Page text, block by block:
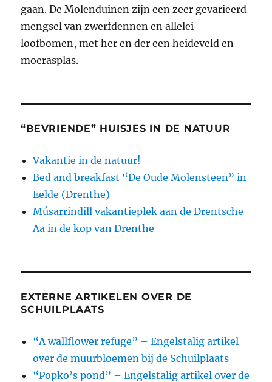
gaan. De Molenduinen zijn een zeer gevarieerd
mengsel van zwerfdennen en allelei
loofbomen, met her en der een heideveld en
moerasplas.
“BEVRIENDE” HUISJES IN DE NATUUR
Vakantie in de natuur!
Bed and breakfast “De Oude Molensteen” in
Eelde (Drenthe)
Músarrindill vakantieplek aan de Drentsche
Aa in de kop van Drenthe
EXTERNE ARTIKELEN OVER DE
SCHUILPLAATS
“A wallflower refuge” – Engelstalig artikel
over de muurbloemen bij de Schuilplaats
“Popko’s pond” – Engelstalig artikel over de